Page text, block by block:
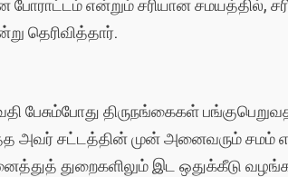
போராட்டம் என்றும் சரியான சமயத்தில்,
தெரிவித்தார்.
பேசும்போது திருநங்கைகள்
சட்டத்தின் முன் அனைவரும் சமம்
துறைகளிலும் இட ஒதுக்கீடு வழங்க